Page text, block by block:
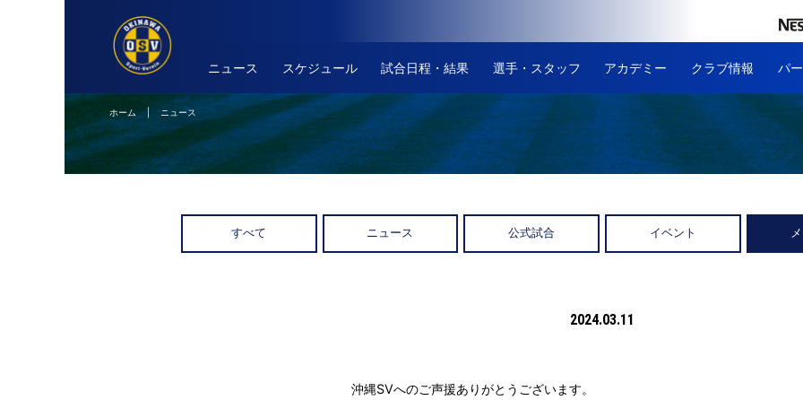
ニュース スケジュール 試合日程・結果 選手・スタッフ アカデミー クラブ情報 パ
ホーム| ニュース
すべて ニュース 公式試合 イベント
2024.03.11
沖縄SVへのご声援ありがとうございます。